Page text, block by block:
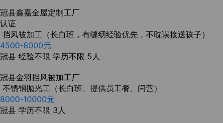
冠县鑫嘉全屋定制工厂
认证
挡风被加工（长白班，有缝纫经验优先，不耽误接送孩子）
4500-8000元
冠县 经验不限 学历不限 5人
冠县金羽挡风被加工厂
不锈钢抛光工（长白班、提供员工餐、闫营）
8000-10000元
冠县 学历不限 3人